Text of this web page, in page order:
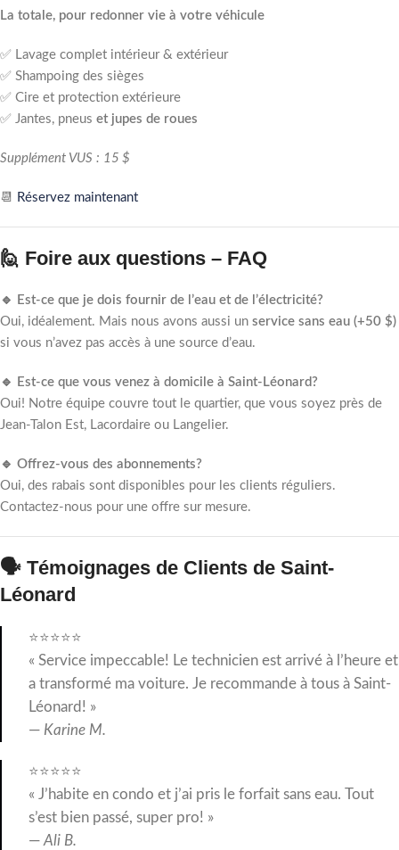
La totale, pour redonner vie à votre véhicule
✅ Lavage complet intérieur & extérieur
✅ Shampoing des sièges
✅ Cire et protection extérieure
✅ Jantes, pneus et jupes de roues
Supplément VUS : 15 $
📆 Réservez maintenant
🙋 Foire aux questions – FAQ
🔹 Est-ce que je dois fournir de l’eau et de l’électricité?
Oui, idéalement. Mais nous avons aussi un service sans eau (+50 $)
si vous n’avez pas accès à une source d’eau.
🔹 Est-ce que vous venez à domicile à Saint-Léonard?
Oui! Notre équipe couvre tout le quartier, que vous soyez près de
Jean-Talon Est, Lacordaire ou Langelier.
🔹 Offrez-vous des abonnements?
Oui, des rabais sont disponibles pour les clients réguliers.
Contactez-nous pour une offre sur mesure.
🗣️ Témoignages de Clients de Saint-
Léonard
⭐⭐⭐⭐⭐
« Service impeccable! Le technicien est arrivé à l’heure et
a transformé ma voiture. Je recommande à tous à Saint-
Léonard! »
— Karine M.
⭐⭐⭐⭐⭐
« J’habite en condo et j’ai pris le forfait sans eau. Tout
s’est bien passé, super pro! »
— Ali B.